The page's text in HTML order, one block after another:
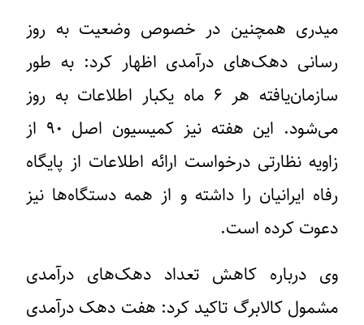
میدری همچنین در خصوص وضعیت به روز
رسانی دهک‌های درآمدی اظهار کرد: به طور
سازمان‌یافته هر ۶ ماه یکبار اطلاعات به روز
می‌شود. این هفته نیز کمیسیون اصل ۹۰ از
زاویه نظارتی درخواست ارائه اطلاعات از پایگاه
رفاه ایرانیان را داشته و از همه دستگاه‌ها نیز
دعوت کرده است.
وی درباره کاهش تعداد دهک‌های درآمدی
مشمول کالابرگ تاکید کرد: هفت دهک درآمدی